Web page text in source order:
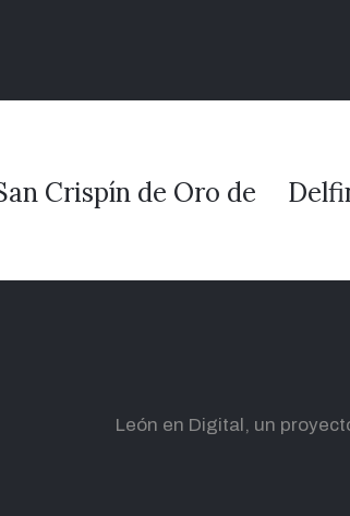
Crispín de Oro de
León en Digital, un